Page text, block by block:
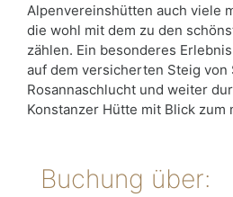
Alpenvereinshütten auch viele
die wohl mit dem zu den
zählen. Ein besonderes
auf dem versicherten Steig von
Rosannaschlucht und weiter
Konstanzer Hütte mit Blick zum
Buchung über: